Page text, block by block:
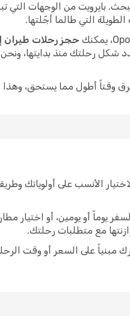
بايرويت من الوجهات التي
التي طالما أجّلتها.
حجز رحلات طيران
شكل رحلتك منذ بدايتها،
وقتاً أطول مما يستحق،
الأنسب على أولوياتك
يوماً أو يومين، أو
مع متطلبات رحلتك.
مبنياً على السعر أو وقت